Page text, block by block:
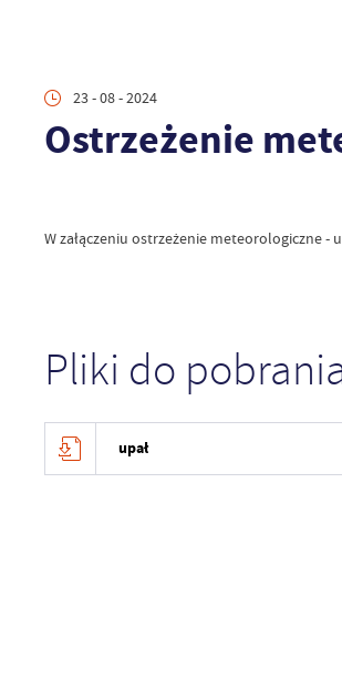
23 - 08 - 2024
Ostrzeżenie
W załączeniu ostrzeżenie meteorologiczne -
Pliki do
upał